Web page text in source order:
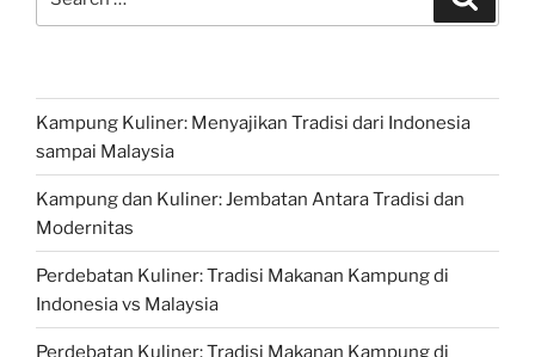
for:
Kampung Kuliner: Menyajikan Tradisi dari Indonesia
sampai Malaysia
Kampung dan Kuliner: Jembatan Antara Tradisi dan
Modernitas
Perdebatan Kuliner: Tradisi Makanan Kampung di
Indonesia vs Malaysia
Perdebatan Kuliner: Tradisi Makanan Kampung di